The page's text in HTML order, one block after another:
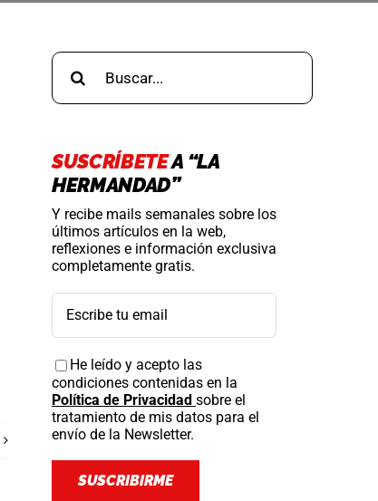
Buscar:
SUSCRÍBETEA “LA
HERMANDAD”
Y recibe mails semanales sobre los
últimos artículos en la web,
reflexiones e información exclusiva
completamente gratis.
He leído y acepto las
condiciones contenidas en la
Política de Privacidad sobre el
tratamiento de mis datos para el
envío de la Newsletter.